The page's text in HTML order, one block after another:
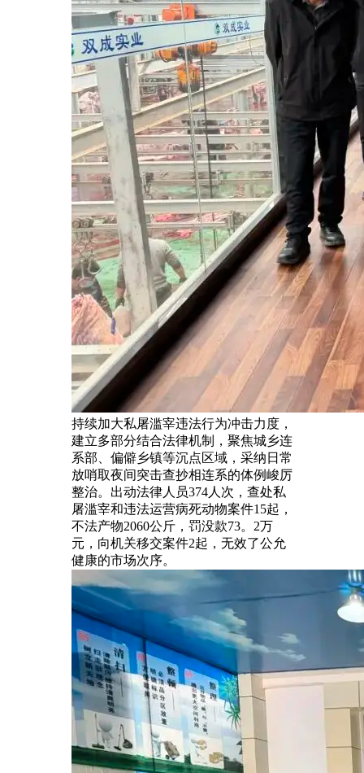
持续加大私屠滥宰违法行为冲击力度，
建立多部分结合法律机制，聚焦城乡连
系部、偏僻乡镇等沉点区域，采纳日常
放哨取夜间突击查抄相连系的体例峻厉
整治。出动法律人员374人次，查处私
屠滥宰和违法运营病死动物案件15起，
不法产物2060公斤，罚没款73。2万
元，向机关移交案件2起，无效了公允
健康的市场次序。